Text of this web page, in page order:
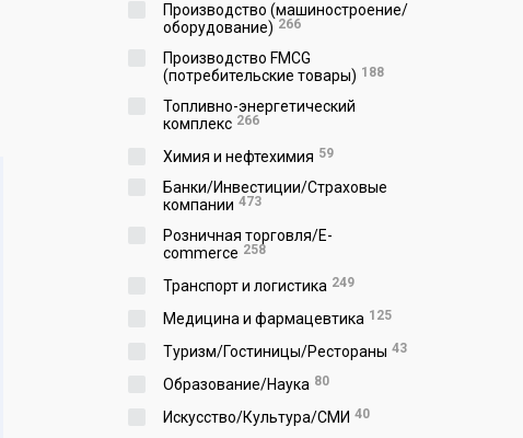
Производство (машиностроение/
оборудование) 266
Производство FMCG
(потребительские товары) 188
Топливно-энергетический
комплекс 266
Химия и нефтехимия 59
Банки/Инвестиции/Страховые
компании 473
Розничная торговля/E-
commerce 258
Транспорт и логистика 249
Медицина и фармацевтика 125
Туризм/Гостиницы/Рестораны 43
Образование/Наука 80
Искусство/Культура/СМИ 40